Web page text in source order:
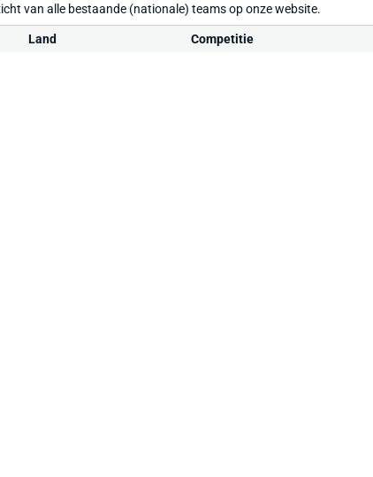
van alle bestaande (nationale) teams op onze website.
Land Competitie